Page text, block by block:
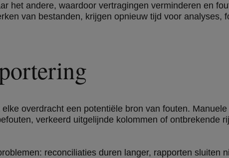
het andere, waardoor vertragingen verminderen en
van bestanden, krijgen opnieuw tijd voor analyses,
overdracht een potentiële bron van fouten. Manuele
verkeerd uitgelijnde kolommen of ontbrekende
reconciliaties duren langer, rapporten sluiten